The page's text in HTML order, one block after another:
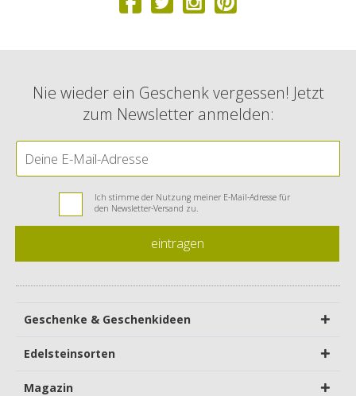
Nie wieder ein Geschenk vergessen! Jetzt
zum Newsletter anmelden:
Ich stimme der Nutzung meiner E-Mail-Adresse für
den Newsletter-Versand zu.
eintragen
Geschenke & Geschenkideen
Edelsteinsorten
Magazin